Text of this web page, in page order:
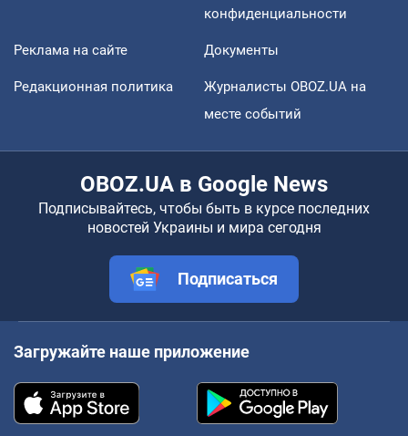
конфиденциальности
Реклама на сайте Документы
Редакционная политика
Журналисты OBOZ.UA на
месте событий
OBOZ.UA в Google News
Подписывайтесь, чтобы быть в курсе последних
новостей Украины и мира сегодня
Подписаться
Загружайте наше приложение